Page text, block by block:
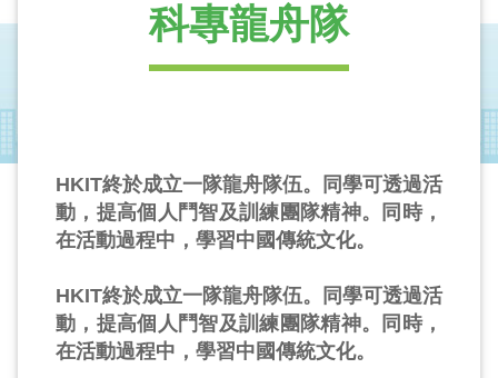
科專龍舟隊
HKIT終於成立一隊龍舟隊伍。同學可透過活
動，提高個人鬥智及訓練團隊精神。同時，
在活動過程中，學習中國傳統文化。
HKIT終於成立一隊龍舟隊伍。同學可透過活
動，提高個人鬥智及訓練團隊精神。同時，
在活動過程中，學習中國傳統文化。